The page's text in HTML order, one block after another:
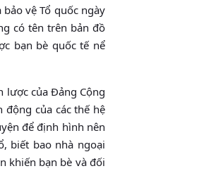
vệ Tổ quốc ngày
có tên trên bản đồ
bạn bè quốc tế nể
lược của Đảng Cộng
của các thế hệ
để định hình nên
biết bao nhà ngoại
khiến bạn bè và đối